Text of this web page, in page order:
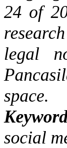
24 of
research
legal
space.
social